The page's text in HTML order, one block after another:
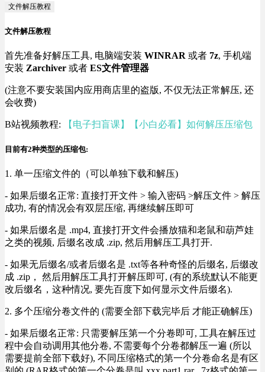
文件解压教程
文件解压教程
首先准备好解压工具, 电脑端安装 WINRAR 或者 7z, 手机端
安装 Zarchiver 或者 ES文件管理器
(注意不要安装国内应用商店里的盗版, 不仅无法正常解压, 还
会收费)
B站视频教程: 【电子扫盲课】【小白必看】如何解压压缩包
目前有2种类型的压缩包:
1. 单一压缩文件的（可以单独下载和解压)
- 如果后缀名正常: 直接打开文件 > 输入密码 >解压文件 > 解压
成功, 有的情况会有双层压缩, 再继续解压即可
- 如果后缀名是 .mp4, 直接打开文件会播放猫和老鼠和葫芦娃
之类的视频, 后缀名改成 .zip, 然后用解压工具打开.
- 如果无后缀名/或者后缀名是 .txt等各种奇怪的后缀名, 后缀改
成 .zip， 然后用解压工具打开解压即可, (有的系统默认不能更
改后缀名，这种情况, 要先百度下如何显示文件后缀名).
2. 多个压缩分卷文件的 (需要全部下载完毕后 才能正确解压)
- 如果后缀名正常: 只需要解压第一个分卷即可, 工具在解压过
程中会自动调用其他分卷, 不需要每个分卷都解压一遍 (所以
需要提前全部下载好), 不同压缩格式的第一个分卷命名是有区